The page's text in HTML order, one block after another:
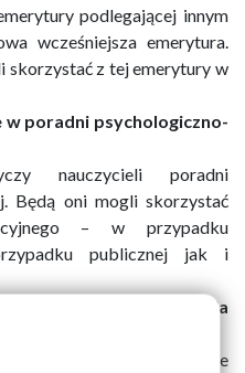
podlegającej innym
wcześniejsza emerytura.
skorzystać z tej emerytury w
w poradni psychologiczno-
nauczycieli poradni
Będą oni mogli skorzystać
– w przypadku
publicznej jak i
bez przygotowania
że awans zawodowy będzie